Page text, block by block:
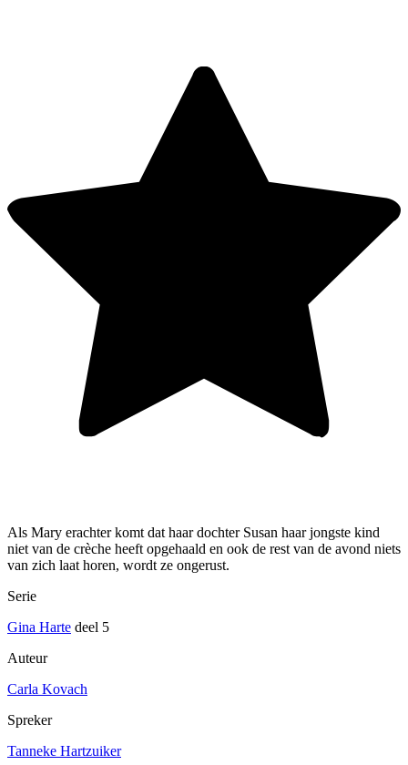
Als Mary erachter komt dat haar dochter Susan haar jongste kind
niet van de crèche heeft opgehaald en ook de rest van de avond niets
van zich laat horen, wordt ze ongerust.
Serie
Gina Harte deel 5
Auteur
Carla Kovach
Spreker
Tanneke Hartzuiker